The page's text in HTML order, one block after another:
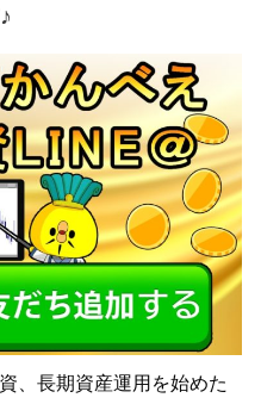
、長期資産運用を始めた